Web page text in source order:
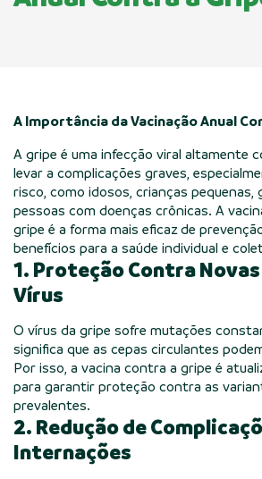
A Importância da Vacinação Anual
A gripe é uma infecção viral altamente
levar a complicações graves,
risco, como idosos, crianças pequenas,
pessoas com doenças crônicas. A
gripe é a forma mais eficaz de
benefícios para a saúde individual e
1. Proteção Contra
Vírus
O vírus da gripe sofre mutações
significa que as cepas circulantes
Por isso, a vacina contra a gripe é
para garantir proteção contra as
prevalentes.
2. Redução de
Internações